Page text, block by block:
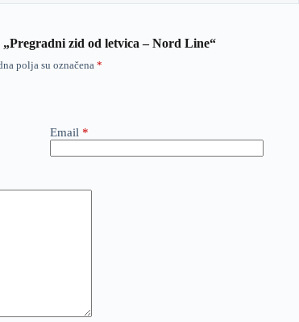
zid od letvica – Nord Line“
polja su označena *
Email *